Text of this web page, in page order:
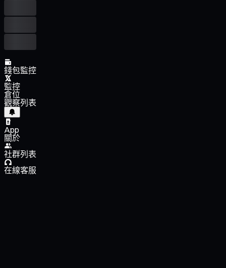
錢包監控
監控
倉位
觀察列表
App
關於
社群列表
在線客服